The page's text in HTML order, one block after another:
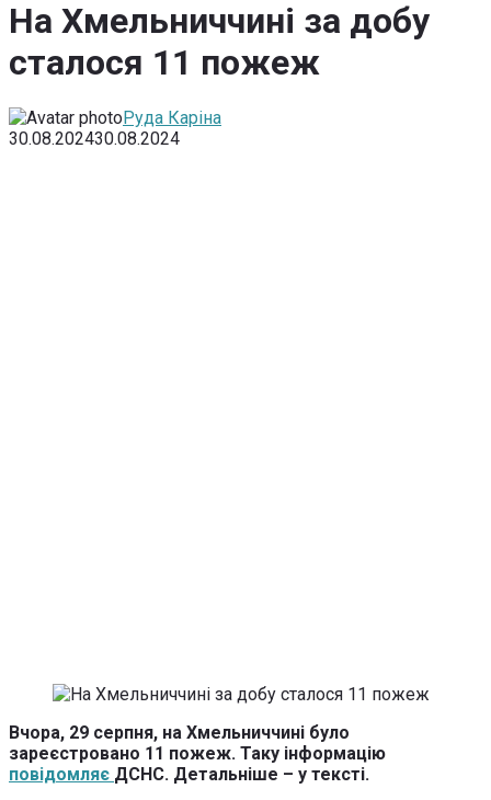
На Хмельниччині за добу
сталося 11 пожеж
Руда Каріна
30.08.202430.08.2024
Вчора, 29 серпня, на Хмельниччині було
зареєстровано 11 пожеж. Таку інформацію
повідомляє ДСНС. Детальніше – у тексті.